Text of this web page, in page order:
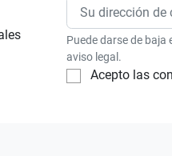
Puede darse de
aviso legal.
Acepto las